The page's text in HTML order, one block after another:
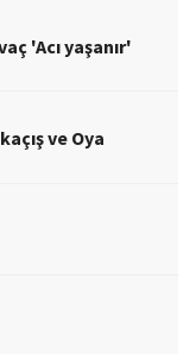
'Acı yaşanır'
ve Oya